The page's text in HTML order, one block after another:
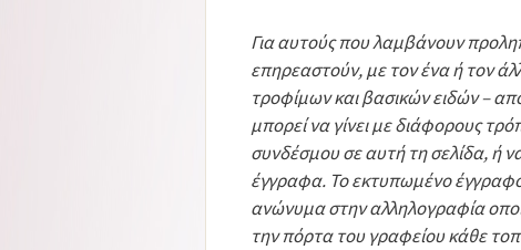
Για αυτούς που λαμβάνουν
επηρεαστούν, με τον ένα ή τον
τροφίμων και βασικών ειδών –
μπορεί να γίνει με διάφορους
συνδέσμου σε αυτή τη σελίδα, ή
έγγραφα. Το εκτυπωμένο
ανώνυμα στην αλληλογραφία
την πόρτα του γραφείου κάθε